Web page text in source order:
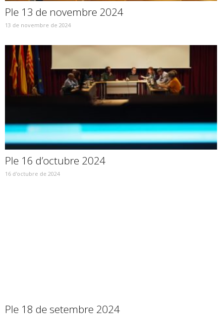
Ple 13 de novembre 2024
13 de novembre de 2024
Ple 16 d’octubre 2024
16 d'octubre de 2024
Ple 18 de setembre 2024